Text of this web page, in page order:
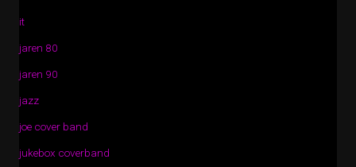
it
jaren 80
jaren 90
jazz
joe cover band
jukebox coverband